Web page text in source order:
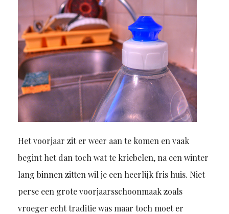
Het voorjaar zit er weer aan te komen en vaak
begint het dan toch wat te kriebelen, na een winter
lang binnen zitten wil je een heerlijk fris huis. Niet
perse een grote voorjaarsschoonmaak zoals
vroeger echt traditie was maar toch moet er